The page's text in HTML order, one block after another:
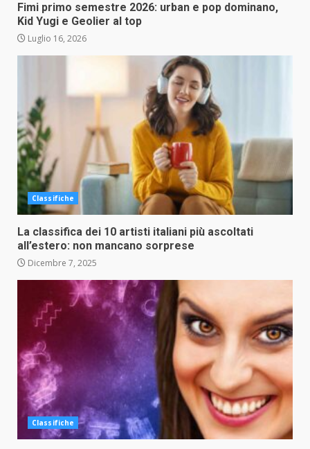
Fimi primo semestre 2026: urban e pop dominano,
Kid Yugi e Geolier al top
Luglio 16, 2026
Classifiche
La classifica dei 10 artisti italiani più ascoltati
all’estero: non mancano sorprese
Dicembre 7, 2025
Classifiche